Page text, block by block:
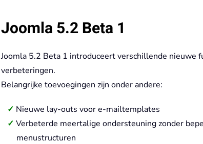
Joomla 5.2 Beta 1
Joomla 5.2 Beta 1 introduceert verschillende nieuwe
verbeteringen.
Belangrijke toevoegingen zijn onder andere:
Nieuwe lay-outs voor e-mailtemplates
Verbeterde meertalige ondersteuning zonder
menustructuren